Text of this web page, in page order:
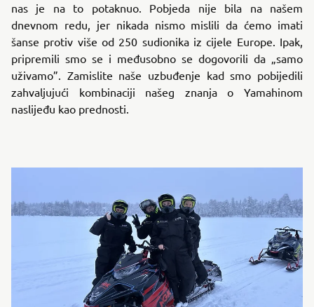
nas je na to potaknuo. Pobjeda nije bila na našem
dnevnom redu, jer nikada nismo mislili da ćemo imati
šanse protiv više od 250 sudionika iz cijele Europe. Ipak,
pripremili smo se i međusobno se dogovorili da „samo
uživamo”. Zamislite naše uzbuđenje kad smo pobijedili
zahvaljujući kombinaciji našeg znanja o Yamahinom
naslijeđu kao prednosti.